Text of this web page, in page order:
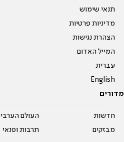
תנאי שימוש
מדיניות פרטיות
הצהרת נגישות
המייל האדום
עברית
English
מדורים
חדשות
מבזקים
העולם הערבי
תרבות ופנאי